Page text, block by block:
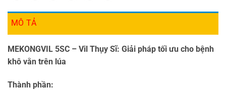
MÔ TẢ
MEKONGVIL 5SC – Vil Thụy Sĩ: Giải pháp tối ưu cho bệnh
khô vằn trên lúa
Thành phần: